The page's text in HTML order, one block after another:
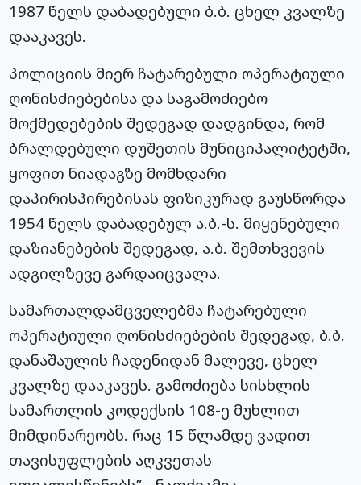
1987 წელს დაბადებული ბ.ბ. ცხელ კვალზე
დააკავეს.
პოლიციის მიერ ჩატარებული ოპერატიული
ღონისძიებებისა და საგამოძიებო
მოქმედებების შედეგად დადგინდა, რომ
ბრალდებული დუშეთის მუნიციპალიტეტში,
ყოფით ნიადაგზე მომხდარი
დაპირისპირებისას ფიზიკურად გაუსწორდა
1954 წელს დაბადებულ ა.ბ.-ს. მიყენებული
დაზიანებების შედეგად, ა.ბ. შემთხვევის
ადგილზევე გარდაიცვალა.
სამართალდამცველებმა ჩატარებული
ოპერატიული ღონისძიებების შედეგად, ბ.ბ.
დანაშაულის ჩადენიდან მალევე, ცხელ
კვალზე დააკავეს. გამოძიება სისხლის
სამართლის კოდექსის 108-ე მუხლით
მიმდინარეობს. რაც 15 წლამდე ვადით
თავისუფლების აღკვეთას